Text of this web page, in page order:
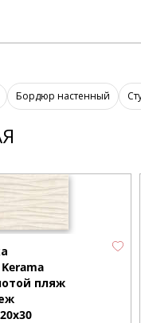
Бордюр настенный
пляж